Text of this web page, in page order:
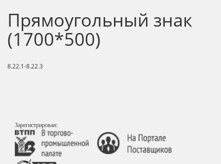
Прямоугольный знак
(1700*500)
8.22.1-8.22.3
Зарегистрирован: